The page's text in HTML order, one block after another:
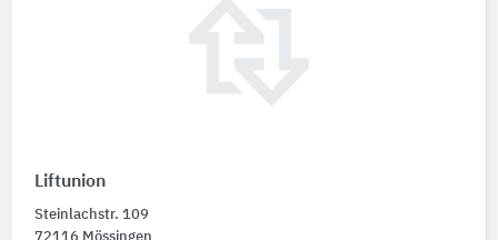
Liftunion
Steinlachstr. 109